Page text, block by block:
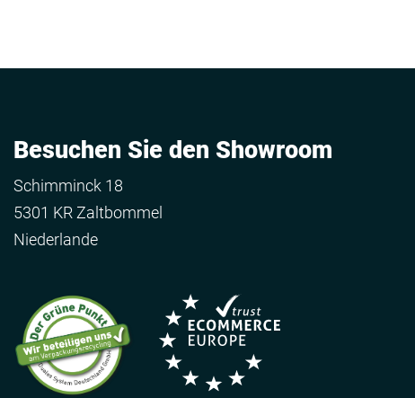
Besuchen Sie den Showroom
Schimminck 18
5301 KR Zaltbommel
Niederlande